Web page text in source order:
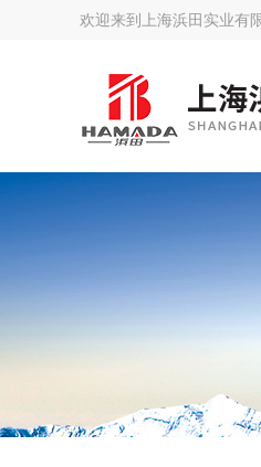
欢迎来到 上海浜田实业有